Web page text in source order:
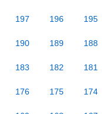
197 196 195
190 189 188
183 182 181
176 175 174